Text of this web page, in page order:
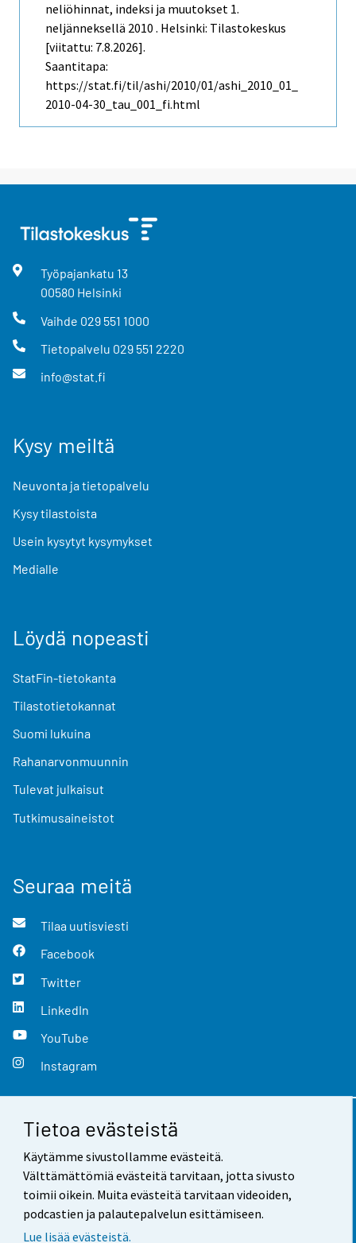
Tietoa evästeistä
Käytämme sivustollamme evästeitä.
Välttämättömiä evästeitä tarvitaan, jotta sivusto
toimii oikein. Muita evästeitä tarvitaan videoiden,
podcastien ja palautepalvelun esittämiseen.
Lue lisää evästeistä.
neliöhinnat, indeksi ja muutokset 1.
neljänneksellä 2010 . Helsinki: Tilastokeskus
[viitattu: 7.8.2026].
Saantitapa:
https://stat.fi/til/ashi/2010/01/ashi_2010_01_
2010-04-30_tau_001_fi.html
Työpajankatu 13
00580 Helsinki
Vaihde 029 551 1000
Tietopalvelu 029 551 2220
info@stat.fi
Kysy meiltä
Neuvonta ja tietopalvelu
Kysy tilastoista
Usein kysytyt kysymykset
Medialle
Löydä nopeasti
StatFin-tietokanta
Tilastotietokannat
Suomi lukuina
Rahanarvonmuunnin
Tulevat julkaisut
Tutkimusaineistot
Seuraa meitä
Tilaa uutisviesti
Facebook
Twitter
LinkedIn
YouTube
Instagram
Yhteystiedot
Palaute
Käyttöehdot